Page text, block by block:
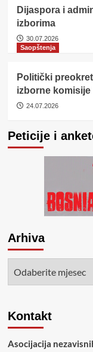
Dijaspora i
izborima
30.07.2026
Saopštenja
Politički
izborne komisije
24.07.2026
Peticije i
Arhiva
Kontakt
Asocijacija